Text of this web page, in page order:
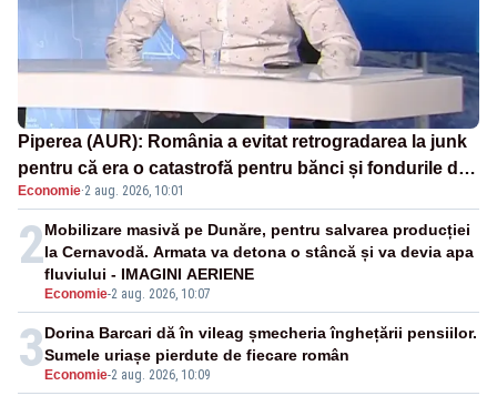
Piperea (AUR): România a evitat retrogradarea la junk
pentru că era o catastrofă pentru bănci și fondurile de
pensii
Economie·2 aug. 2026, 10:01
2
Economie-2 aug. 2026, 10:07
Mobilizare masivă pe Dunăre, pentru salvarea producției
la Cernavodă. Armata va detona o stâncă și va devia apa
fluviului - IMAGINI AERIENE
3 Economie-2 aug. 2026, 10:09
Dorina Barcari dă în vileag șmecheria înghețării pensiilor.
Sumele uriașe pierdute de fiecare român